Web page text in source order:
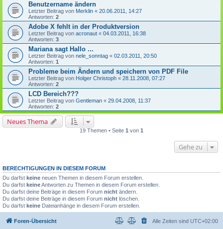
Benutzername ändern
Letzter Beitrag von Merklin « 20.06.2011, 14:27
Antworten: 2
Adobe X fehlt in der Produktversion
Letzter Beitrag von acronaut « 04.03.2011, 16:38
Antworten: 3
Mariana sagt Hallo ...
Letzter Beitrag von nele_sonntag « 02.03.2011, 20:50
Antworten: 1
Probleme beim Ändern und speichern von PDF File
Letzter Beitrag von Holger Christoph « 28.11.2008, 07:27
Antworten: 2
LCD Bereich???
Letzter Beitrag von Gentleman « 29.04.2008, 11:37
Antworten: 2
Neues Thema
19 Themen • Seite 1 von 1
Gehe zu
BERECHTIGUNGEN IN DIESEM FORUM
Du darfst keine neuen Themen in diesem Forum erstellen.
Du darfst keineAntworten zu Themen in diesem Forum erstellen.
Du darfst deine Beiträge in diesem Forum nicht ändern.
Du darfst deine Beiträge in diesem Forum nicht löschen.
Du darfst keine Dateianhänge in diesem Forum erstellen.
Foren-Übersicht Alle Zeiten sind UTC+02:00